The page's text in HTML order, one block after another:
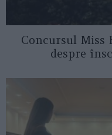
Concursul Miss
despre